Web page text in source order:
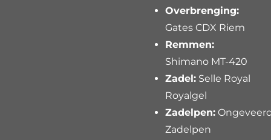
Overbrenging:
Gates CDX Riem
Remmen:
Shimano MT-420
Zadel: Selle Royal
Royalgel
Zadelpen:
Zadelpen